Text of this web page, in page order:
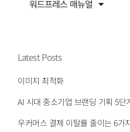
워드프레스 매뉴얼
Latest Posts
이미지 최적화
AI 시대 중소기업 브랜딩 기획 5단
우커머스 결제 이탈률 줄이는 6가